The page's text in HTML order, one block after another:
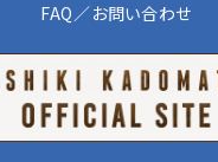
FAQ／お問い合わせ